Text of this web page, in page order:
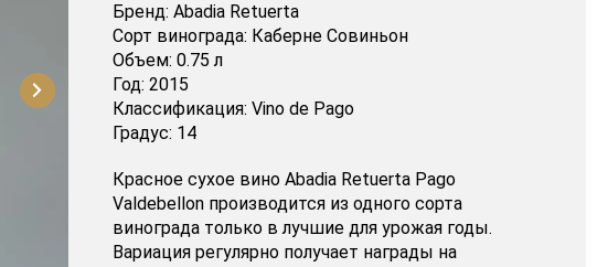
Бренд: Abadia Retuerta
Сорт винограда: Каберне Совиньон
Объем: 0.75 л
Год: 2015
Классификация: Vino de Pago
Градус: 14
Красное сухое вино Abadia Retuerta Pago
Valdebellon производится из одного сорта
винограда только в лучшие для урожая годы.
Вариация регулярно получает награды на